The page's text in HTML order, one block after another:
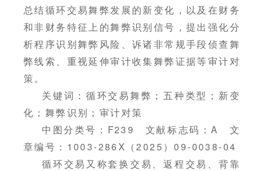
总结循环交易舞弊发展的新变化，以及在财务
和非财务特征上的舞弊识别信号，提出强化分
析程序识别舞弊风险、诉诸非常规手段侦查舞
弊线索、重视延伸审计收集舞弊证据等审计对
策。
关键词：循环交易舞弊；五种类型；新变
化；舞弊识别；审计对策
中图分类号：F239 文献标志码：A 文
章编号：1003-286X（2025）09-0038-04
循环交易又称套换交易、返程交易、背靠